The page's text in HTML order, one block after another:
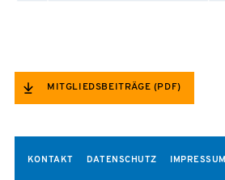
MITGLIEDSBEITRÄGE (PDF)
KONTAKT DATENSCHUTZ IMPRESSUM